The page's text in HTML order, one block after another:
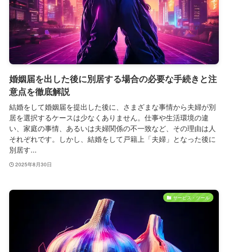
婚姻届を出した後に別居する場合の必要な手続きと注
意点を徹底解説
結婚をして婚姻届を提出した後に、さまざまな事情から夫婦が別
居を選択するケースは少なくありません。仕事や生活環境の違
い、家庭の事情、あるいは夫婦関係の不一致など、その理由は人
それぞれです。しかし、結婚をして戸籍上「夫婦」となった後に
別居す...
2025年8月30日
サービス・ツール